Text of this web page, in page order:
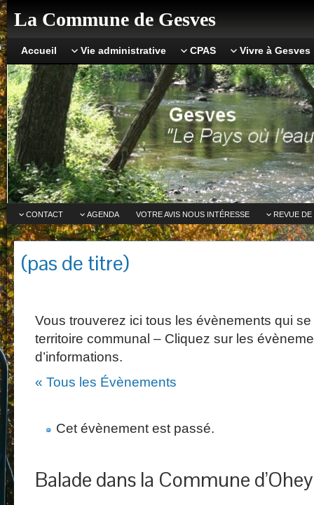
La Commune de Gesves
Accueil Vie administrative CPAS Vivre à Gesves
CONTACT AGENDA VOTRE AVIS NOUS INTÉRESSE REVUE DE
(pas de titre)
Vous trouverez ici tous les évènements qui
territoire communal – Cliquez sur les
d’informations.
« Tous les Évènements
Cet évènement est passé.
Balade dans la Commune d’Ohey